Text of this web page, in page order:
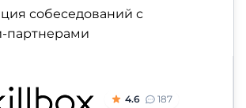
собеседований с
партнерами
4.6 187